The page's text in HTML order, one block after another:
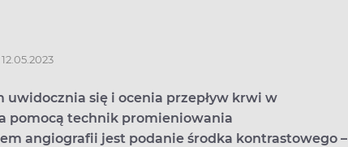
się i ocenia przepływ krwi w
pomocą technik promieniowania
angiografii jest podanie środka kontrastowego –